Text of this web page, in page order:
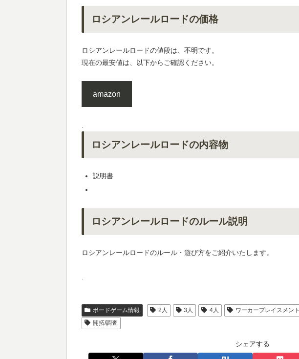
ロシアンレールロードの価格
ロシアンレールロードの値段は、不明です。
現在の最安値は、以下からご確認ください。
amazon
.
ロシアンレールロードの内容物
説明書
ロシアンレールロードのルール説明
ロシアンレールロードのルール・遊び方をご紹介いたします。
.
ボードゲーム情報 2人 3人 4人 ワーカープレイスメント
開拓/調査
シェアする